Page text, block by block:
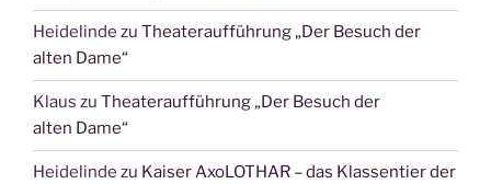
Heidelinde zu Theateraufführung „Der Besuch der
alten Dame“
Klaus zu Theateraufführung „Der Besuch der
alten Dame“
Heidelinde zu Kaiser AxoLOTHAR – das Klassentier der